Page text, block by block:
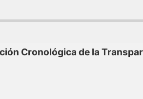
Cronológica de la